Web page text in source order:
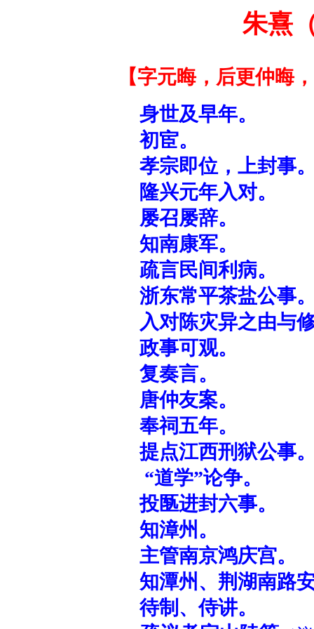
朱熹
【字元晦，后更仲晦，
身世及早年。
初宦。
孝宗即位，上封事
隆兴元年入对。
屡召屡辞。
知南康军。
疏言民间利病。
浙东常平茶盐公事
入对陈灾异之由与修
政事可观。
复奏言。
唐仲友案。
奉祠五年。
提点江西刑狱公事
“道学”论争。
投匦进封六事。
知漳州。
主管南京鸿庆宫。
知潭州、荆湖南路
待制、侍讲。